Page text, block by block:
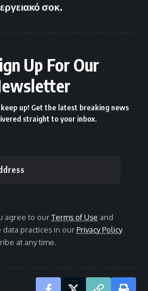
σοκ.
Up For Our
keep up! Get the latest breaking news
straight to your inbox.
agree to ourTerms of Use and
practices in ourPrivacy Policy.
at any time.